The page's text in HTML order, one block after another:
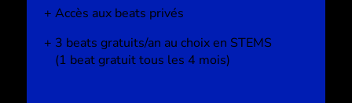
Accès aux beats privés
3 beats gratuits/an au choix en STEMS
(1 beat gratuit tous les 4 mois)